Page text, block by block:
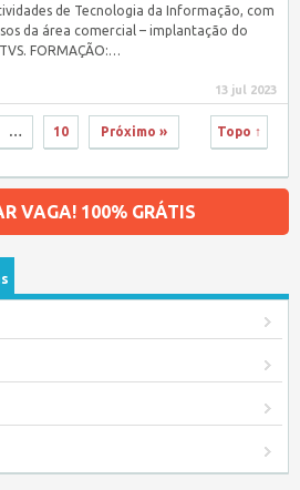
de Tecnologia da Informação, com
da área comercial – implantação do
FORMAÇÃO:…
13 jul 2023
… 10 Próximo » Topo ↑
VAGA! 100% GRÁTIS